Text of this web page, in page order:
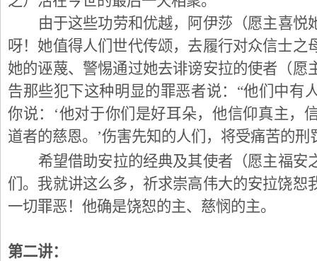
由于这些功劳和优越，阿伊莎（愿主喜悦
呀！她值得人们世代传颂，去履行对众信士之
她的诬蔑、警惕通过她去诽谤安拉的使者（愿
告那些犯下这种明显的罪恶者说：“他们中有
你说：‘他对于你们是好耳朵，他信仰真主，
道者的慈恩。’伤害先知的人们，将受痛苦的刑
希望借助安拉的经典及其使者（愿主福安
们。我就讲这么多，祈求崇高伟大的安拉饶恕
一切罪恶！他确是饶恕的主、慈悯的主。
第二讲：